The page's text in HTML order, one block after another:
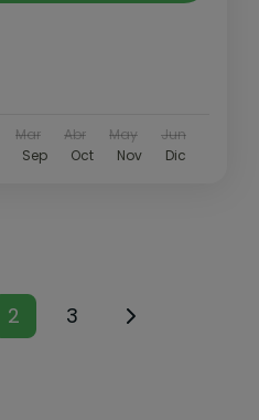
Mar Abr May
Jun
Sep Oct Nov Dic
2 3